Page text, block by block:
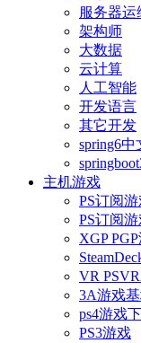
服务器运
架构师
大数据
云计算
人工智能
开发语言
其它开发
spring6中
主机游戏
PS订阅
PS订阅
XGP
VR
3A游戏
ps4游戏
PS3游戏